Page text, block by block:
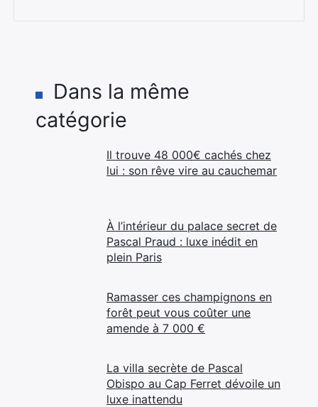
Dans la même
catégorie
Il trouve 48 000€ cachés chez
lui : son rêve vire au cauchemar
À l’intérieur du palace secret de
Pascal Praud : luxe inédit en
plein Paris
Ramasser ces champignons en
forêt peut vous coûter une
amende à 7 000 €
La villa secrète de Pascal
Obispo au Cap Ferret dévoile un
luxe inattendu